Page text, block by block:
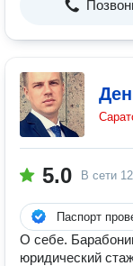
5.0 В сети
Паспорт
О себе.
юридический